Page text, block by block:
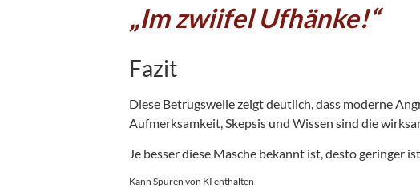
„Im zwiifel Ufhänke!“
Fazit
Diese Betrugswelle zeigt deutlich, dass moderne
Aufmerksamkeit, Skepsis und Wissen sind die
Je besser diese Masche bekannt ist, desto geringer
Kann Spuren von KI enthalten